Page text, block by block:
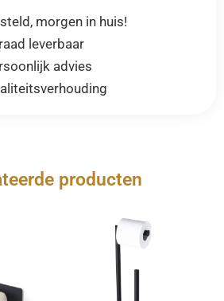
morgen in huis!
leverbaar
advies
producten